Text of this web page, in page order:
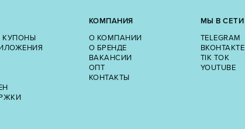
КУПОНЫ
КОМПАНИЯ
О КОМПАНИИ
О БРЕНДЕ
ВАКАНСИИ
ОПТ
КОНТАКТЫ
МЫ В СЕТИ
TELEGRAM
ВКОНТАКТЕ
TIK TOK
YOUTUBE